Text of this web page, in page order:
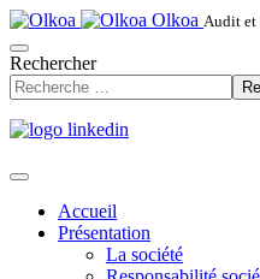
Olkoa Audit et
Rechercher
Accueil
Présentation
La société